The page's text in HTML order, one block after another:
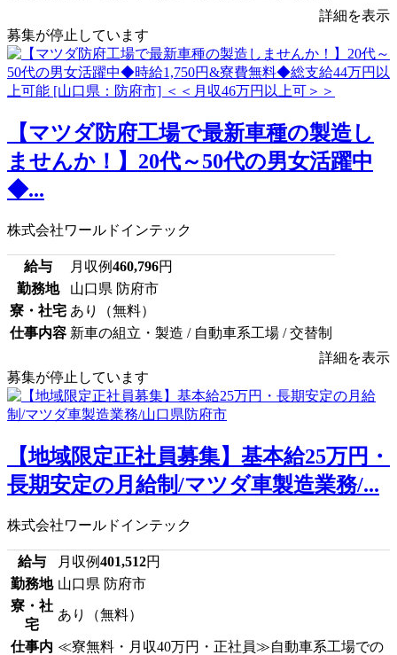
詳細を表示
募集が停止しています
【マツダ防府工場で最新車種の製造し
ませんか！】20代～50代の男女活躍中
◆...
株式会社ワールドインテック
給与 月収例460,796円
勤務地
山口県 防府市
寮・社宅 あり（無料）
仕事内容 新車の組立・製造 / 自動車系工場 / 交替制
詳細を表示
募集が停止しています
【地域限定正社員募集】基本給25万円・
長期安定の月給制/マツダ車製造業務/...
株式会社ワールドインテック
給与 月収例401,512円
勤務地 山口県 防府市
寮・社
宅
あり（無料）
仕事内 ≪寮無料・月収40万円・正社員≫自動車系工場での